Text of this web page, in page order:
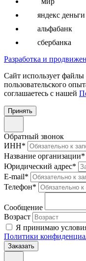
яндекс деньги
альфабанк
сбербанка
Разработка и
Cайт использует
пользовательского
соглашаетесь с нашей
Принять
Обратный звонок
ИНН*
Название организации*
Юридический адрес*
E-mail*
Телефон*
Сообщение
Возраст
Я принимаю
Политики